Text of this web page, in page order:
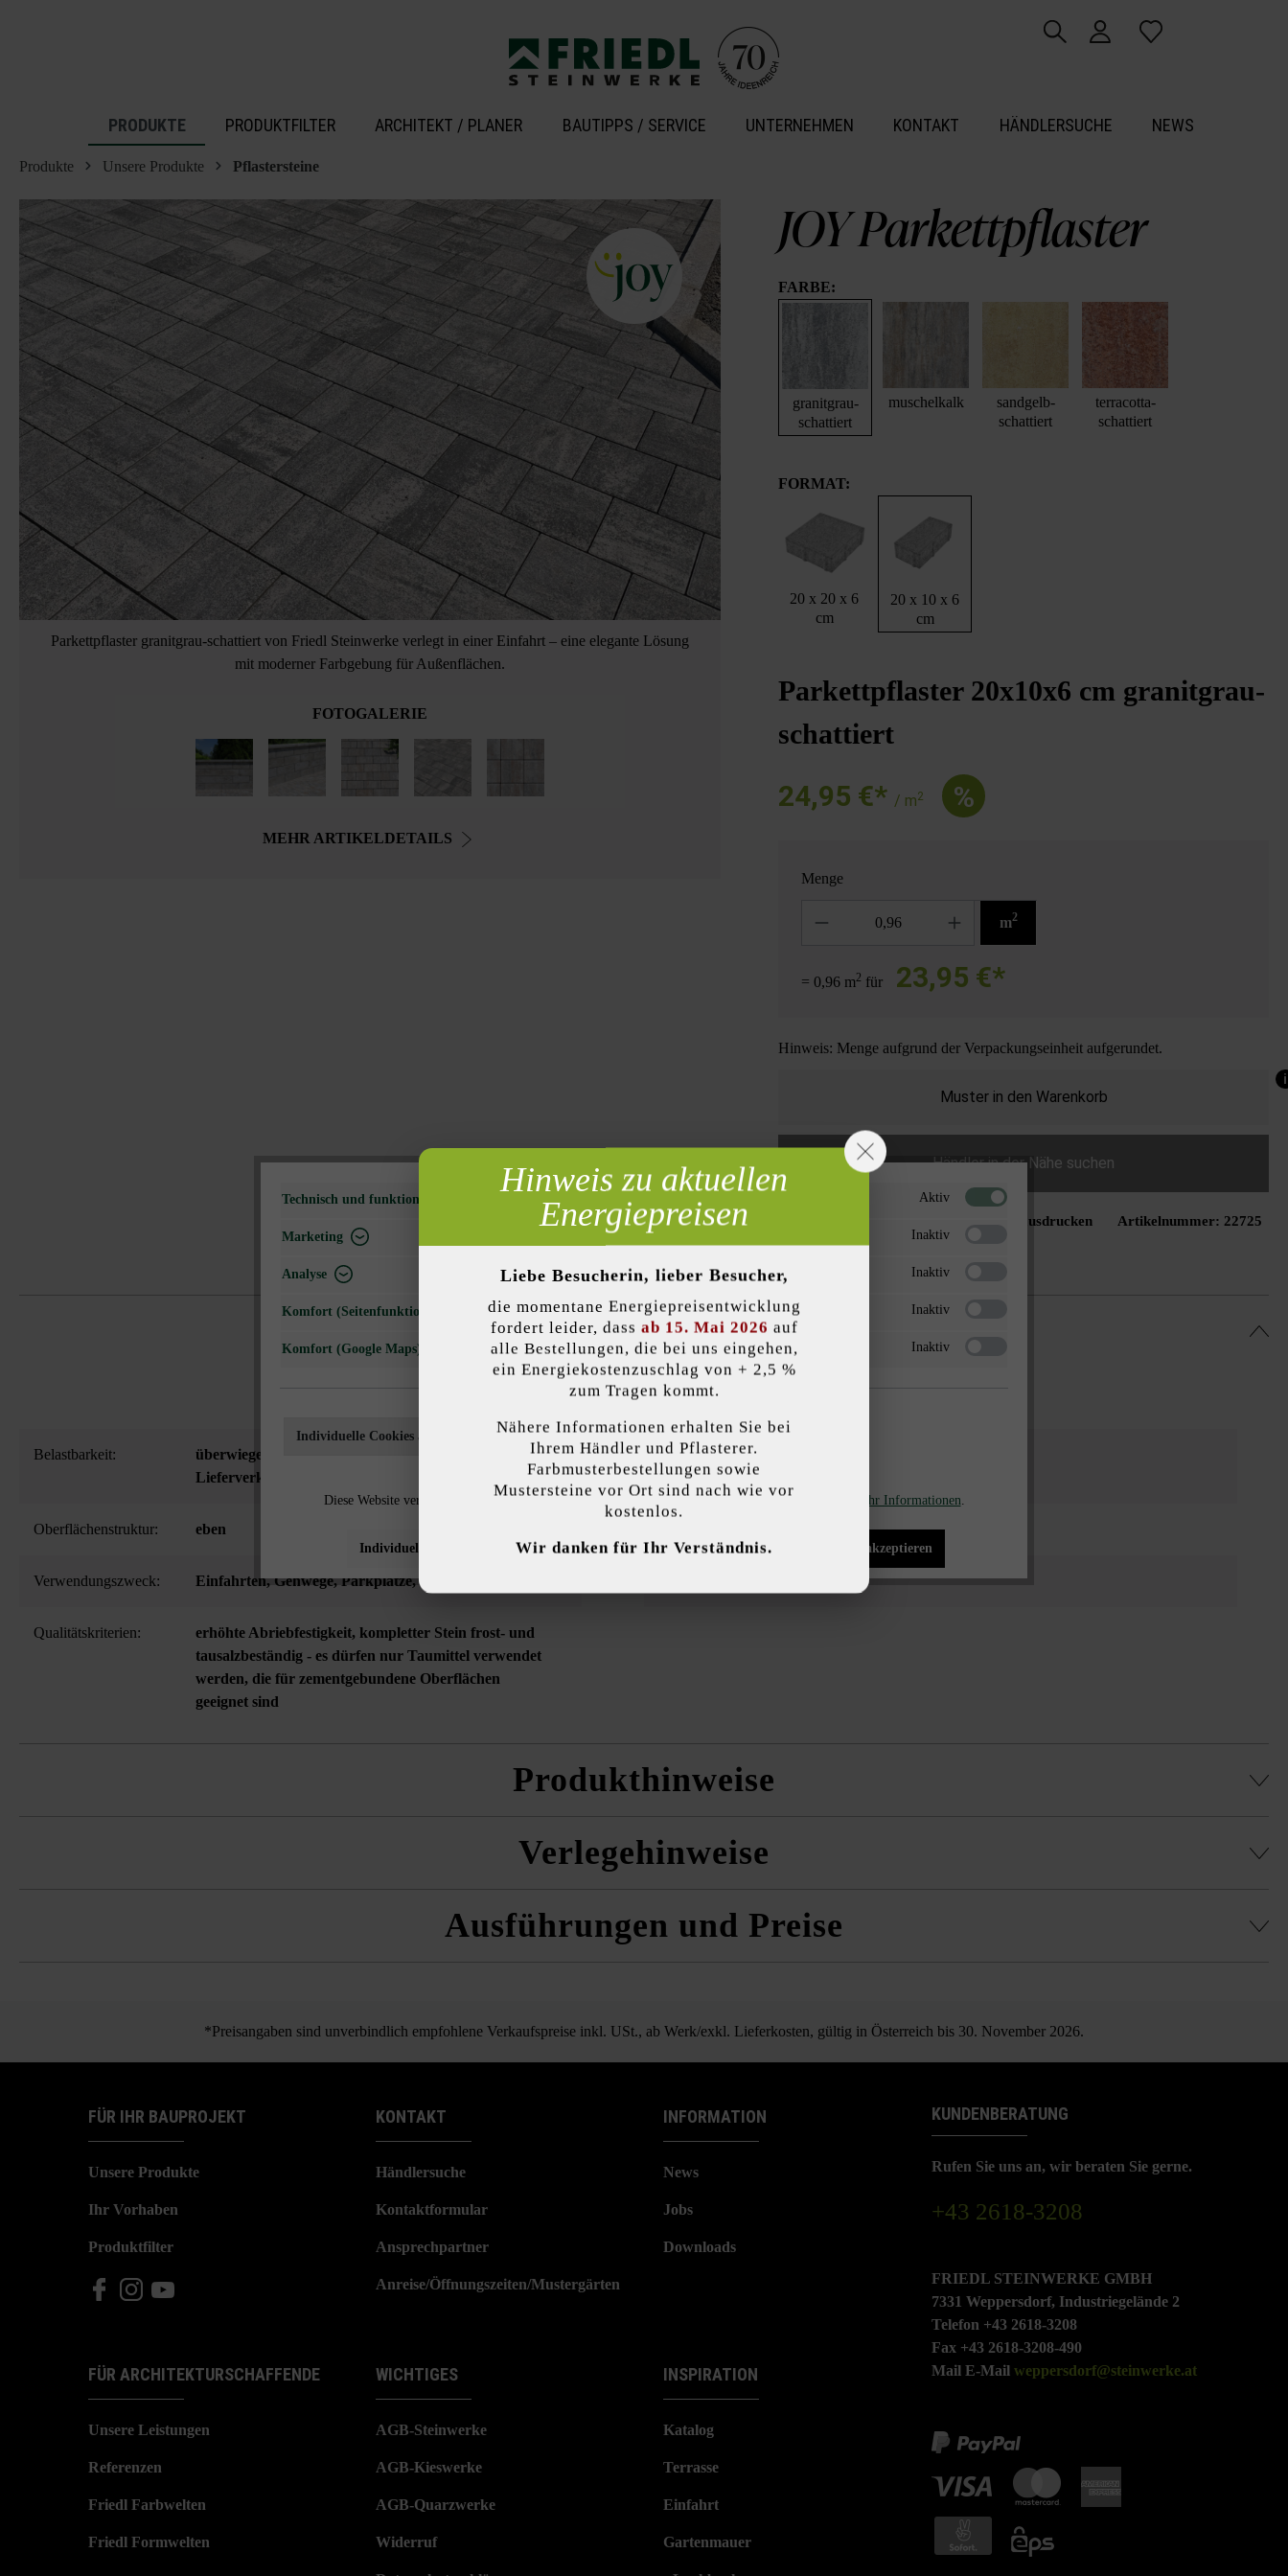
PRODUKTE PRODUKTFILTER ARCHITEKT / PLANER BAUTIPPS / SERVICE UNTERNEHMEN KONTAKT HÄNDLERSUCHE NEWS
Produkte Unsere Produkte Pflastersteine
Parkettpflaster granitgrau-schattiert von Friedl Steinwerke verlegt in einer Einfahrt – eine elegante Lösung
mit moderner Farbgebung für Außenflächen.
FOTOGALERIE
MEHR ARTIKELDETAILS
JOY Parkettpflaster
FARBE:
granitgrau-
schattiert
muschelkalk
sandgelb-
schattiert
terracotta-
schattiert
FORMAT:
20 x 20 x 6
cm
20 x 10 x 6
cm
Parkettpflaster 20x10x6 cm granitgrau-
schattiert
24,95 €* / m2 %
Menge
m2
= 0,96 m2 für 23,95 €*
Hinweis: Menge aufgrund der Verpackungseinheit aufgerundet.
Muster in den Warenkorb
i
Händler in der Nähe suchen
Zur Wunschliste hinzufügen Seite ausdrucken Artikelnummer: 22725
Produktbeschreibung
Belastbarkeit:
überwiegend Pkw-Nutzung mit gelegentlichem
Lieferverkehr bis 7,5 t
Farbe:
Oberflächenstruktur: eben Pflastersteine
Verwendungszweck: Einfahrten, Gehwege, Parkplätze, öffentliche Plätze
Qualitätskriterien: erhöhte Abriebfestigkeit, kompletter Stein frost- und
tausalzbeständig - es dürfen nur Taumittel verwendet
werden, die für zementgebundene Oberflächen
geeignet sind
Produkthinweise
Bitte beachten Sie die Verlegehinweise und die Produktdatenblätter unter Bautipps/Service.
Verlegehinweise
Ausführungen und Preise
*Preisangaben sind unverbindlich empfohlene Verkaufspreise inkl. USt., ab Werk/exkl. Lieferkosten, gültig in Österreich bis 30. November 2026.
FÜR IHR BAUPROJEKT
Unsere Produkte
Ihr Vorhaben
Produktfilter
FÜR ARCHITEKTURSCHAFFENDE
Unsere Leistungen
Referenzen
Friedl Farbwelten
Friedl Formwelten
KONTAKT
Händlersuche
Kontaktformular
Ansprechpartner
Anreise/Öffnungszeiten/Mustergärten
WICHTIGES
AGB-Steinwerke
AGB-Kieswerke
AGB-Quarzwerke
Widerruf
INFORMATION
News
Jobs
Downloads
INSPIRATION
Katalog
Terrasse
Einfahrt
Gartenmauer
KUNDENBERATUNG
Rufen Sie uns an, wir beraten Sie gerne.
+43 2618-3208
FRIEDL STEINWERKE GMBH
7331 Weppersdorf, Industriegelände 2
Telefon +43 2618-3208
Fax +43 2618-3208-490
Mail E-Mail weppersdorf@steinwerke.at
Technisch und funktional erforderlich Aktiv
Marketing Inaktiv
Analyse Inaktiv
Komfort (Seitenfunktionalität) Inaktiv
Komfort (Google Maps) Inaktiv
Individuelle Cookies akzeptieren
Diese Website verwendet Cookies, um Ihnen die bestmögliche Funktionalität bieten zu können... Mehr Informationen.
Individuelle Einstellungen Nur funktionale Cookies akzeptieren Alle Cookies akzeptieren
Hinweis zu aktuellen
Energiepreisen
Liebe Besucherin, lieber Besucher,
die momentane Energiepreisentwicklung
fordert leider, dass ab 15. Mai 2026 auf
alle Bestellungen, die bei uns eingehen,
ein Energiekostenzuschlag von + 2,5 %
zum Tragen kommt.
Nähere Informationen erhalten Sie bei
Ihrem Händler und Pflasterer.
Farbmusterbestellungen sowie
Mustersteine vor Ort sind nach wie vor
kostenlos.
Wir danken für Ihr Verständnis.